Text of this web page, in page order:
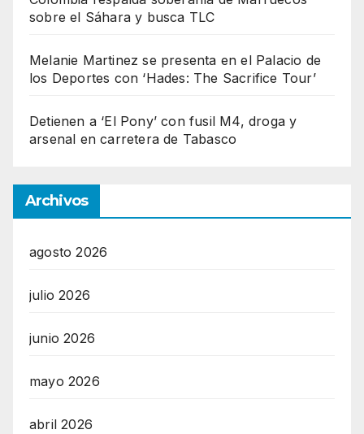
sobre el Sáhara y busca TLC
Melanie Martinez se presenta en el Palacio de
los Deportes con ‘Hades: The Sacrifice Tour’
Detienen a ‘El Pony’ con fusil M4, droga y
arsenal en carretera de Tabasco
Archivos
agosto 2026
julio 2026
junio 2026
mayo 2026
abril 2026